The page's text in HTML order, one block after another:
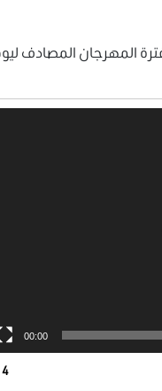
المهرجان المصادف
00:00